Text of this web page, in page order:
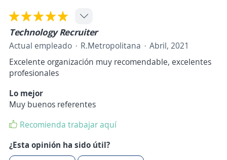
Technology Recruiter
Actual empleado R.Metropolitana
Abril, 2021
Excelente organización muy recomendable, excelentes
profesionales
Lo mejor
Muy buenos referentes
Recomienda trabajar aquí
¿Esta opinión ha sido útil?